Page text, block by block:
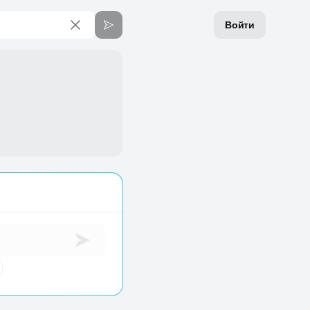
Войти